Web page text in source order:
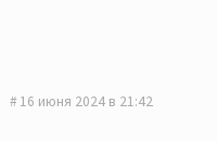
16 июня 2024 в 21:42